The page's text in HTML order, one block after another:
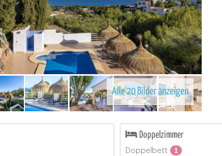
Alle 20 Bilder anzeigen
Doppelzimmer
Doppelbett
1